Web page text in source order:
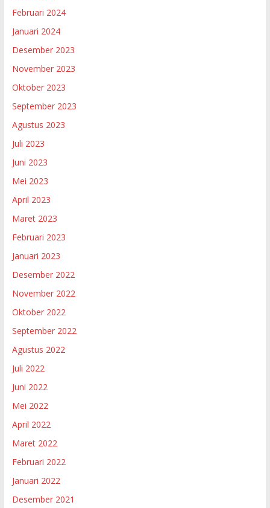
Februari 2024
Januari 2024
Desember 2023
November 2023
Oktober 2023
September 2023
Agustus 2023
Juli 2023
Juni 2023
Mei 2023
April 2023
Maret 2023
Februari 2023
Januari 2023
Desember 2022
November 2022
Oktober 2022
September 2022
Agustus 2022
Juli 2022
Juni 2022
Mei 2022
April 2022
Maret 2022
Februari 2022
Januari 2022
Desember 2021